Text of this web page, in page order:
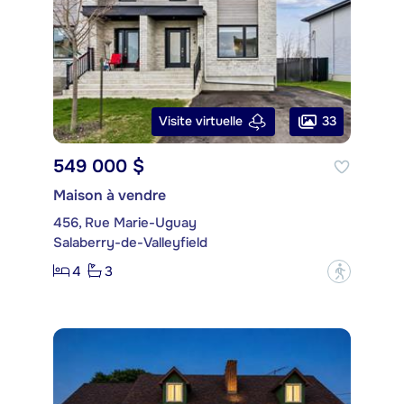
Visite virtuelle 33
549 000 $
Maison à vendre
456, Rue Marie-Uguay
Salaberry-de-Valleyfield
4
3 ?